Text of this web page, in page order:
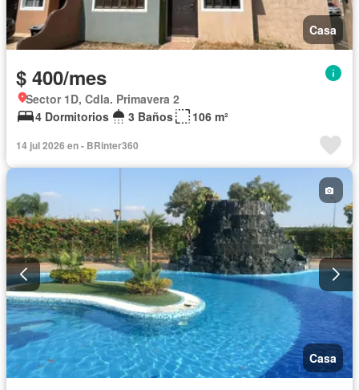
Casa
$ 400/mes
Sector 1D, Cdla. Primavera 2
4 Dormitorios
3 Baños 106 m²
14 jul 2026 en - BRinter360
Casa